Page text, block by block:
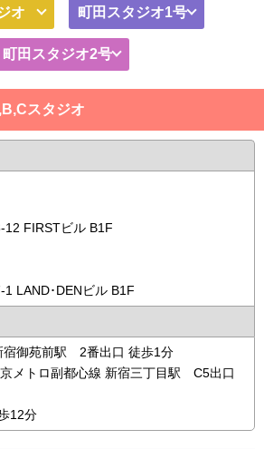
オ 町田スタジオ1号
町田スタジオ2号
スタジオ
12 FIRSTビル B1F
LAND･DENビル B1F
宿御苑前駅 2番出口 徒歩1分
メトロ副都心線 新宿三丁目駅 C5出口
12分